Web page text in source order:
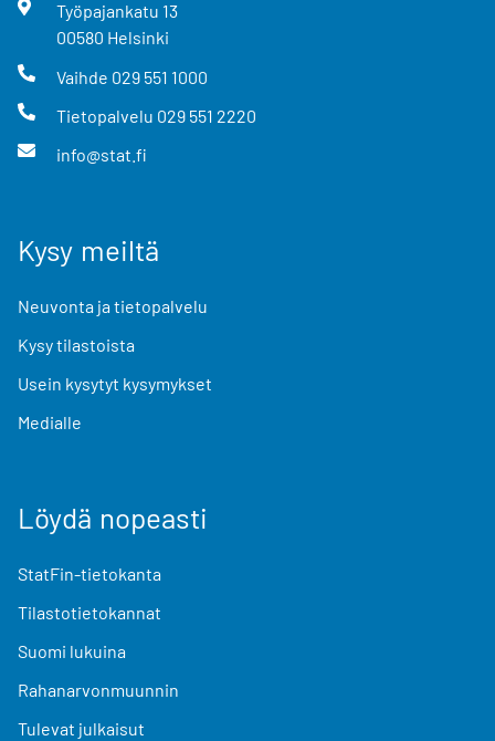
Työpajankatu 13
00580 Helsinki
Vaihde 029 551 1000
Tietopalvelu 029 551 2220
info@stat.fi
Kysy meiltä
Neuvonta ja tietopalvelu
Kysy tilastoista
Usein kysytyt kysymykset
Medialle
Löydä nopeasti
StatFin-tietokanta
Tilastotietokannat
Suomi lukuina
Rahanarvonmuunnin
Tulevat julkaisut